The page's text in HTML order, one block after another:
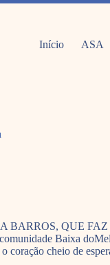
Início ASA
BARROS, QUE
Baixa
coração cheio de